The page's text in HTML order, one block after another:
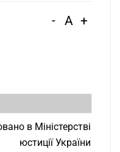
- A +
в Міністерстві
юстиції України